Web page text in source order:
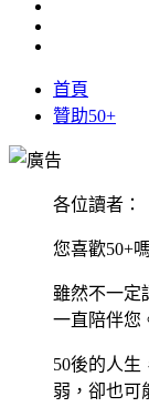
首頁
贊助50+
各位讀者：
您喜歡50+
雖然不一定
一直陪伴您
50後的人生
弱，卻也可